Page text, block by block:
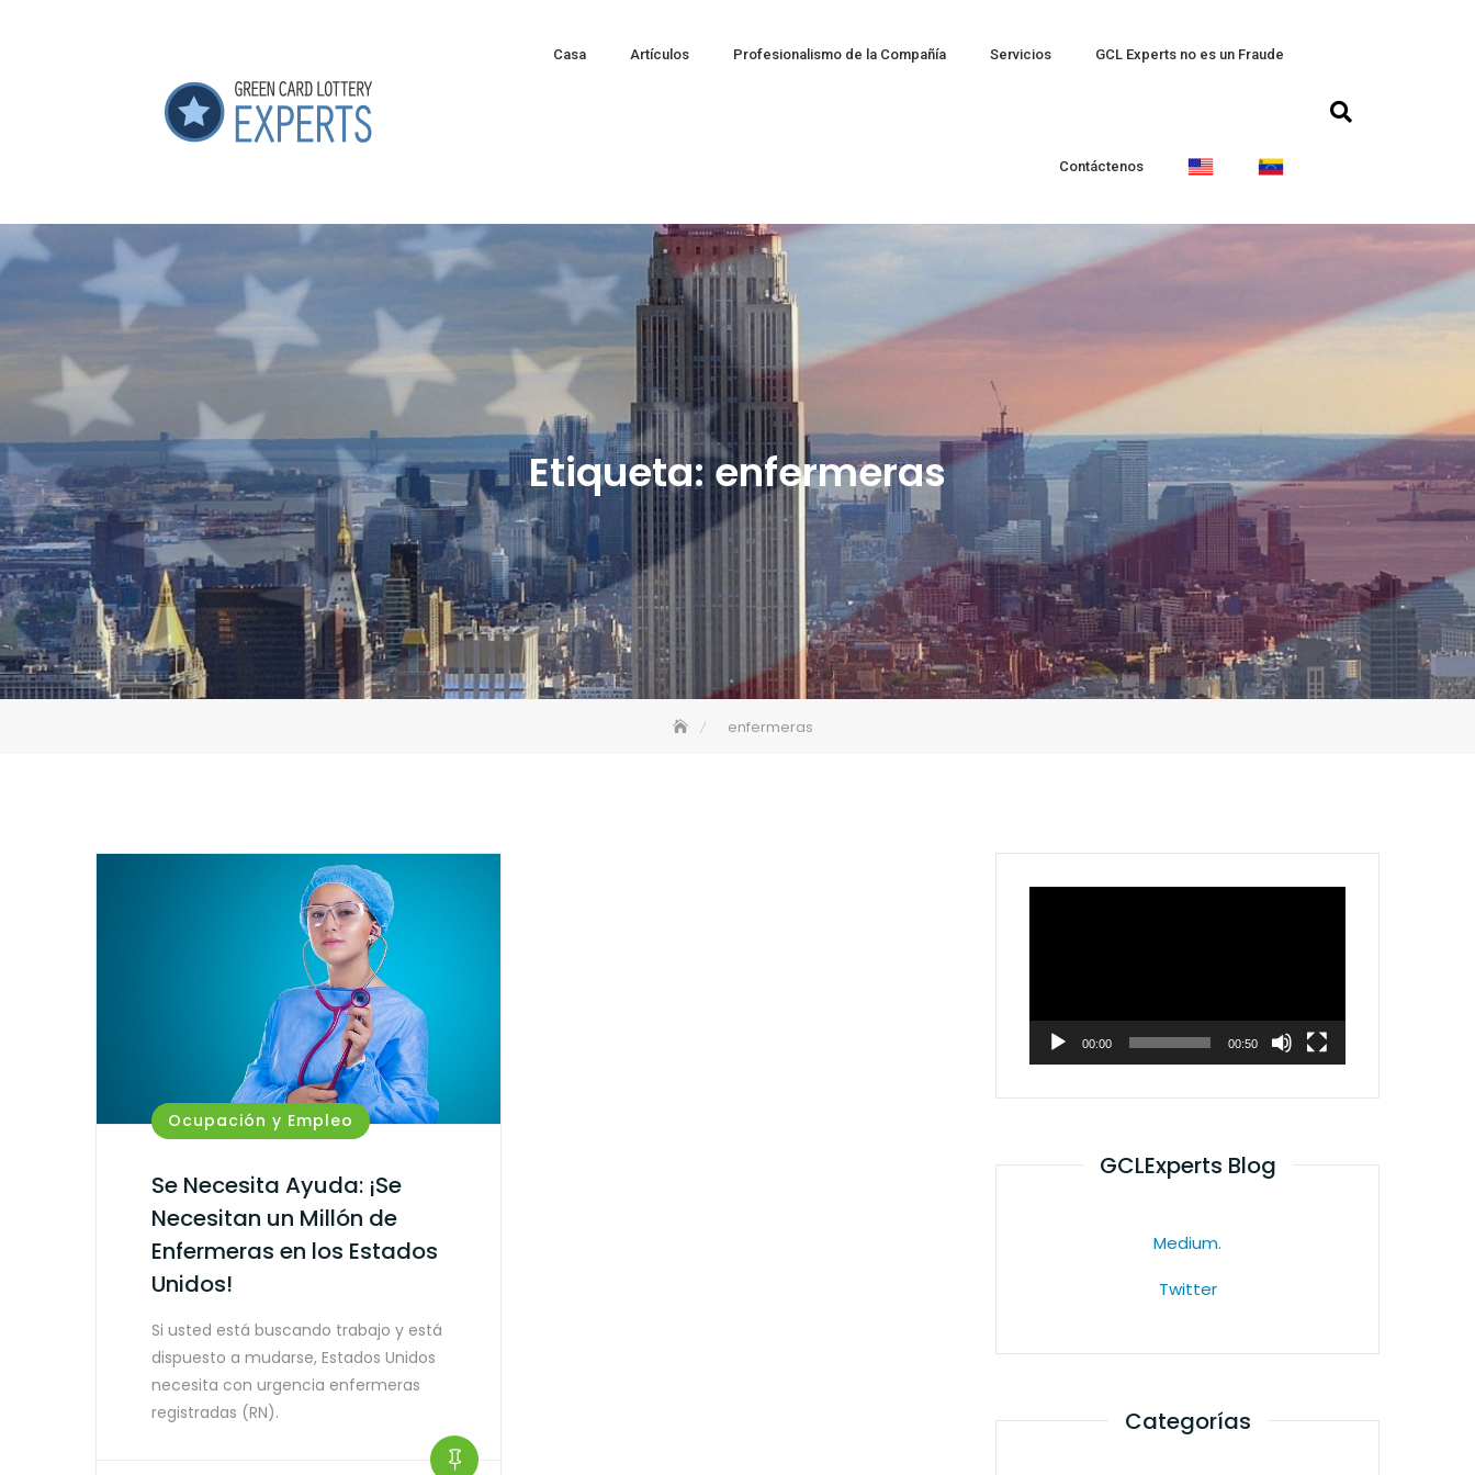
Casa Artículos Profesionalismo de la Compañía Servicios GCL Experts no es un Fraude
Contáctenos
Etiqueta:enfermeras
enfermeras
Ocupación y Empleo
Se Necesita Ayuda: ¡Se
Necesitan un Millón de
Enfermeras en los Estados
Unidos!
Si usted está buscando trabajo y está
dispuesto a mudarse, Estados Unidos
necesita con urgencia enfermeras
registradas (RN).
00:00 00:50
GCLExperts Blog
Medium.
Twitter
Categorías